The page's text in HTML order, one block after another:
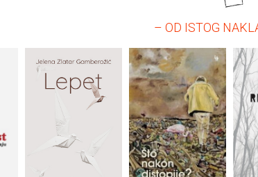
– OD ISTOG